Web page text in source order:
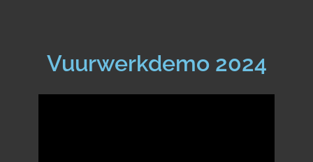
Vuurwerkdemo 2024